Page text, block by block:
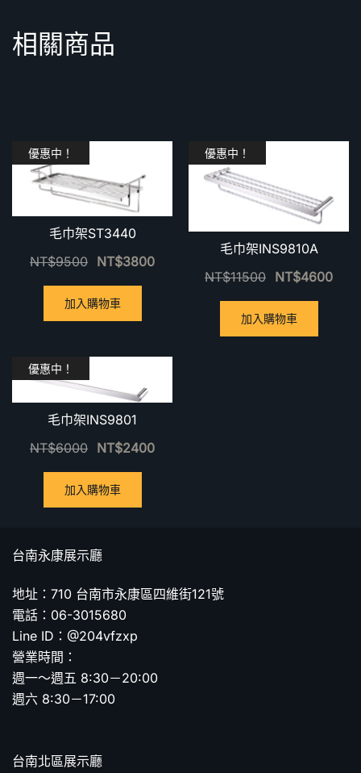
相關商品
優惠中！
毛巾架ST3440
NT$9500 NT$3800
加入購物車
優惠中！
毛巾架INS9810A
NT$11500 NT$4600
加入購物車
優惠中！
毛巾架INS9801
NT$6000 NT$2400
加入購物車
台南永康展示廳
地址：710 台南市永康區四維街121號
電話：06-3015680
Line ID：@204vfzxp
營業時間：
週一～週五 8:30－20:00
週六 8:30－17:00
台南北區展示廳